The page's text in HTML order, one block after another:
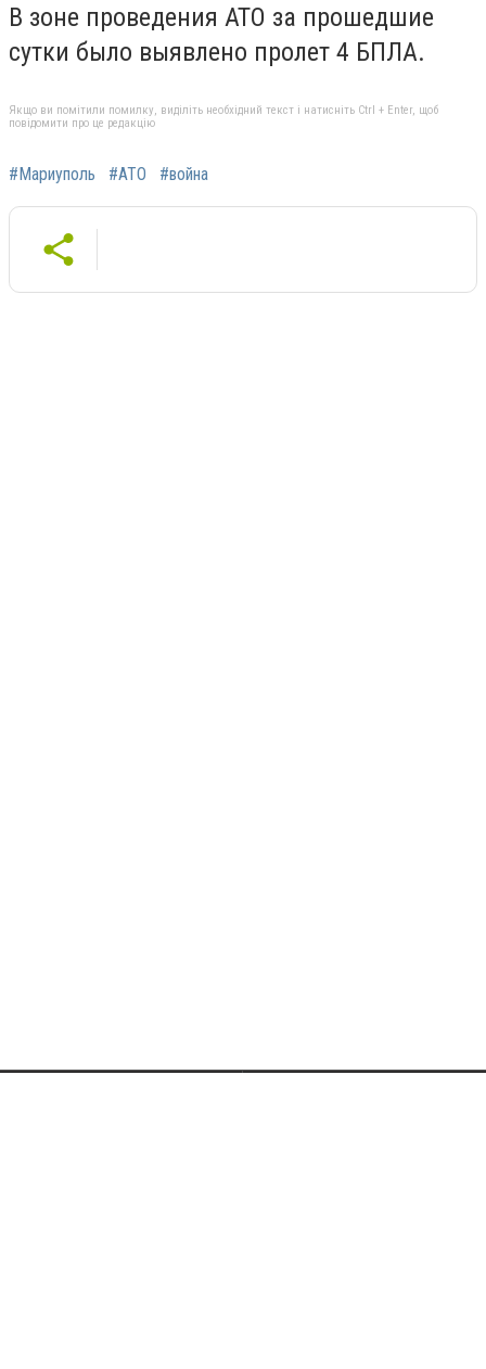
В зоне проведения АТО за прошедшие
сутки было выявлено пролет 4 БПЛА.
Якщо ви помітили помилку, виділіть необхідний текст і натисніть Ctrl + Enter, щоб
повідомити про це редакцію
#Мариуполь #АТО #война